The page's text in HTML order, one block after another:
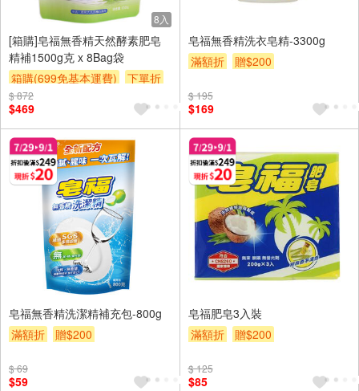
8入
[箱購]皂福無香精天然酵素肥皂
精補1500g克 x 8Bag袋
箱購(699免基本運費)
下單折
贈$200
$ 872
$469
皂福無香精洗衣皂精-3300g
滿額折
贈$200
$ 195
$169
皂福無香精洗潔精補充包-800g
滿額折
贈$200
$ 69
$59
皂福肥皂3入裝
滿額折
贈$200
$ 125
$85